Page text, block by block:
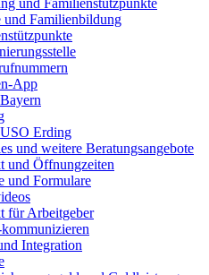
und Familienstützpunkte
und Familienbildung
App
Erding
und weitere Beratungsangebote
und Öffnungzeiten
und Formulare
für Arbeitgeber
Integration